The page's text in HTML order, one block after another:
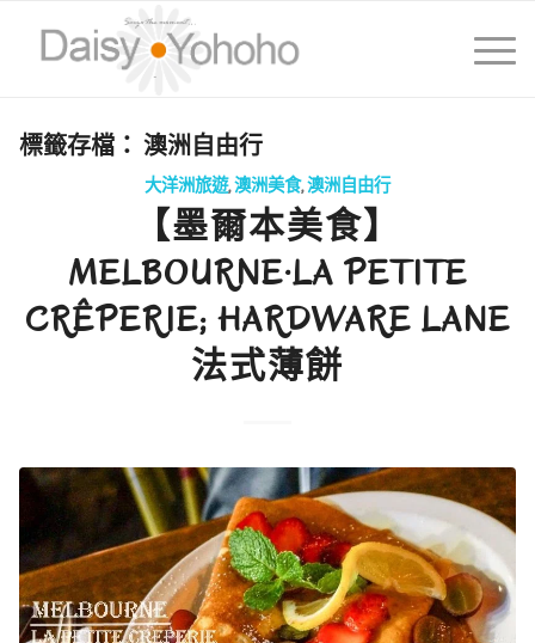
標籤存檔： 澳洲自由行
大洋洲旅遊,澳洲美食,澳洲自由行
【墨爾本美食】
MELBOURNE·LA PETITE
CRÊPERIE; HARDWARE LANE
法式薄餅